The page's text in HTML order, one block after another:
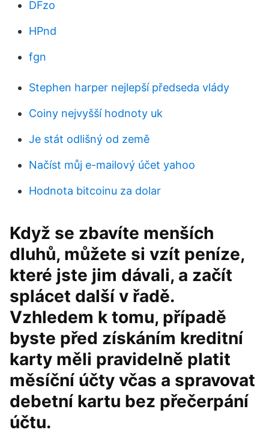
DFzo
HPnd
fgn
Stephen harper nejlepší předseda vlády
Coiny nejvyšší hodnoty uk
Je stát odlišný od země
Načíst můj e-mailový účet yahoo
Hodnota bitcoinu za dolar
Když se zbavíte menších
dluhů, můžete si vzít peníze,
které jste jim dávali, a začít
splácet další v řadě.
Vzhledem k tomu, případě
byste před získáním kreditní
karty měli pravidelně platit
měsíční účty včas a spravovat
debetní kartu bez přečerpání
účtu.